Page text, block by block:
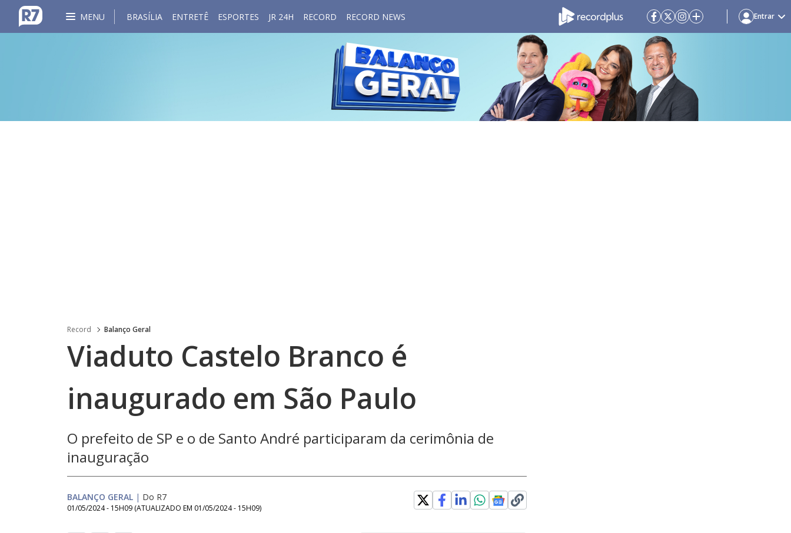
MENU BRASÍLIA ENTRETÊ ESPORTES JR 24H RECORD RECORD NEWS Entrar
Record Balanço Geral
Viaduto Castelo Branco é
inaugurado em São Paulo
O prefeito de SP e o de Santo André participaram da cerimônia de
inauguração
BALANÇO GERAL | Do R7
01/05/2024 - 15H09 (ATUALIZADO EM 01/05/2024 - 15H09)